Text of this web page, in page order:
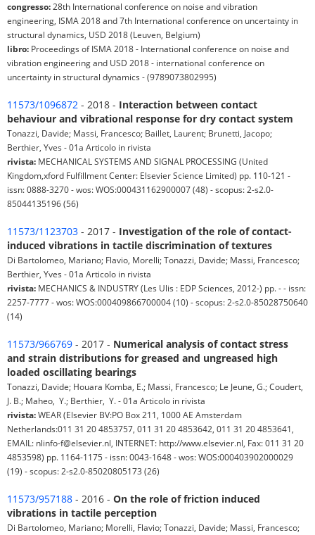
congresso: 28th International conference on noise and vibration
engineering, ISMA 2018 and 7th International conference on uncertainty in
structural dynamics, USD 2018 (Leuven, Belgium)
libro: Proceedings of ISMA 2018 - International conference on noise and
vibration engineering and USD 2018 - international conference on
uncertainty in structural dynamics - (9789073802995)
11573/1096872 - 2018 - Interaction between contact
behaviour and vibrational response for dry contact system
Tonazzi, Davide; Massi, Francesco; Baillet, Laurent; Brunetti, Jacopo;
Berthier, Yves - 01a Articolo in rivista
rivista: MECHANICAL SYSTEMS AND SIGNAL PROCESSING (United
Kingdom,xford Fulfillment Center: Elsevier Science Limited) pp. 110-121 -
issn: 0888-3270 - wos: WOS:000431162900007 (48) - scopus: 2-s2.0-
85044135196 (56)
11573/1123703 - 2017 - Investigation of the role of contact-
induced vibrations in tactile discrimination of textures
Di Bartolomeo, Mariano; Flavio, Morelli; Tonazzi, Davide; Massi, Francesco;
Berthier, Yves - 01a Articolo in rivista
rivista: MECHANICS & INDUSTRY (Les Ulis : EDP Sciences, 2012-) pp. - - issn:
2257-7777 - wos: WOS:000409866700004 (10) - scopus: 2-s2.0-85028750640
(14)
11573/966769 - 2017 - Numerical analysis of contact stress
and strain distributions for greased and ungreased high
loaded oscillating bearings
Tonazzi, Davide; Houara Komba, E.; Massi, Francesco; Le Jeune, G.; Coudert, ⁠
J. B.; Maheo, ⁠ Y.; Berthier, ⁠ Y. - 01a Articolo in rivista
rivista:WEAR (Elsevier BV:PO Box 211, 1000 AE Amsterdam
Netherlands:011 31 20 4853757, 011 31 20 4853642, 011 31 20 4853641,
EMAIL: nlinfo-f@elsevier.nl, INTERNET: http://www.elsevier.nl, Fax: 011 31 20
4853598) pp. 1164-1175 - issn: 0043-1648 - wos: WOS:000403902000029
(19) - scopus: 2-s2.0-85020805173 (26)
11573/957188 - 2016 - On the role of friction induced
vibrations in tactile perception
Di Bartolomeo, Mariano; Morelli, Flavio; Tonazzi, Davide; Massi, Francesco;